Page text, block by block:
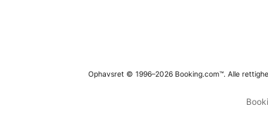
Ophavsret © 1996–2026 Booking.com™. Alle